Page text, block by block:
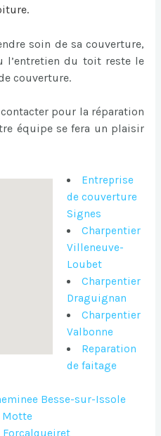
.
soin de sa couverture,
l’entretien du toit reste le
couverture.
pour la réparation
équipe se fera un plaisir
Entreprise
de couverture
Signes
Charpentier
Villeneuve-
Loubet
Charpentier
Draguignan
Charpentier
Valbonne
Reparation
de faitage
Besse-sur-Issole
Motte
Forcalqueiret